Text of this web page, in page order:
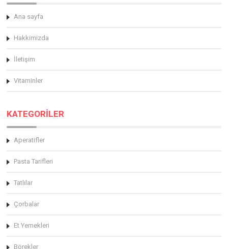
Ana sayfa
Hakkimizda
İletişim
Vitaminler
KATEGORİLER
Aperatifler
Pasta Tarifleri
Tatlılar
Çorbalar
Et Yemekleri
Börekler